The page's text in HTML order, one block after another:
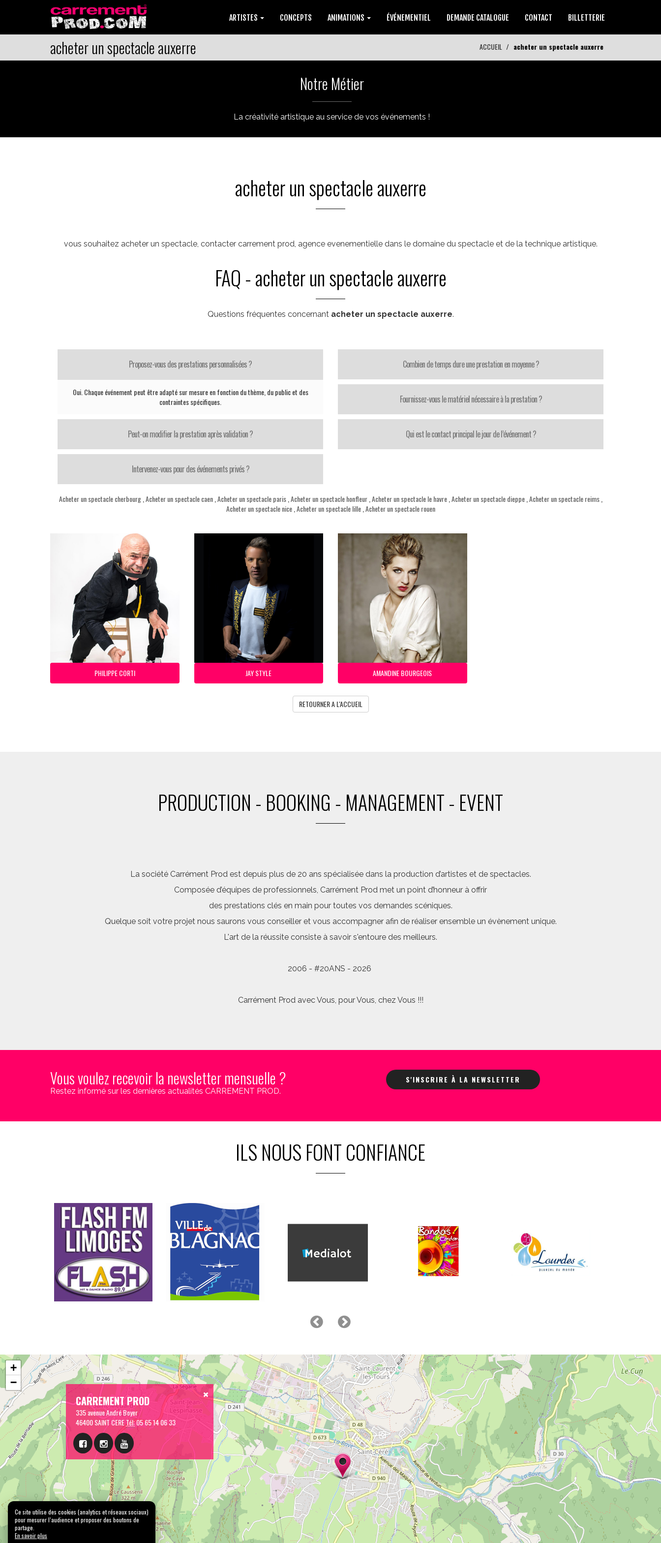
ARTISTES CONCEPTS ANIMATIONS ÉVÉNEMENTIEL DEMANDE CATALOGUE CONTACT BILLETTERIE
acheter un spectacle auxerre ACCUEIL acheter un spectacle auxerre
Notre Métier
La créativité artistique au service de vos événements !
acheter un spectacle auxerre
vous souhaitez acheter un spectacle, contacter carrement prod, agence evenementielle dans le domaine du spectacle et de la technique artistique.
FAQ - acheter un spectacle auxerre
Questions fréquentes concernant acheter un spectacle auxerre.
Proposez-vous des prestations personnalisées ?
Oui. Chaque événement peut être adapté sur mesure en fonction du thème, du public et des
contraintes spécifiques.
Peut-on modifier la prestation après validation ?
Intervenez-vous pour des événements privés ?
Combien de temps dure une prestation en moyenne ?
Fournissez-vous le matériel nécessaire à la prestation ?
Qui est le contact principal le jour de l’événement ?
Acheter un spectacle cherbourg, Acheter un spectacle caen, Acheter un spectacle paris, Acheter un spectacle honfleur, Acheter un spectacle le havre, Acheter un spectacle dieppe, Acheter un spectacle reims,
Acheter un spectacle nice, Acheter un spectacle lille, Acheter un spectacle rouen
PHILIPPE CORTI JAY STYLE AMANDINE BOURGEOIS
RETOURNER A L'ACCUEIL
PRODUCTION - BOOKING - MANAGEMENT - EVENT
La société Carrément Prod est depuis plus de 20 ans spécialisée dans la production d’artistes et de spectacles.
Composée d’équipes de professionnels, Carrément Prod met un point d’honneur à offrir
des prestations clés en main pour toutes vos demandes scéniques.
Quelque soit votre projet nous saurons vous conseiller et vous accompagner afin de réaliser ensemble un évènement unique.
L'art de la réussite consiste à savoir s'entoure des meilleurs.
2006 - #20ANS - 2026
Carrément Prod avec Vous, pour Vous, chez Vous !!!
Vous voulez recevoir la newsletter mensuelle ?
Restez informé sur les dernières actualités CARREMENT PROD.
S'INSCRIRE À LA NEWSLETTER
ILS NOUS FONT CONFIANCE
CARREMENT PROD
335 avenue André Boyer
46400 SAINT CERETél:05 65 14 06 33
+
−
Ce site utilise des cookies (analytics et réseaux sociaux)
pour mesurer l’audience et proposer des boutons de
partage.
En savoir plus